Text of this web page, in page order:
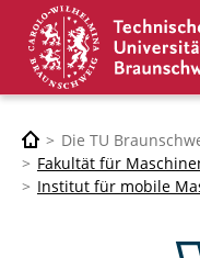
Die TU
Fakultät für
Institut für mobile